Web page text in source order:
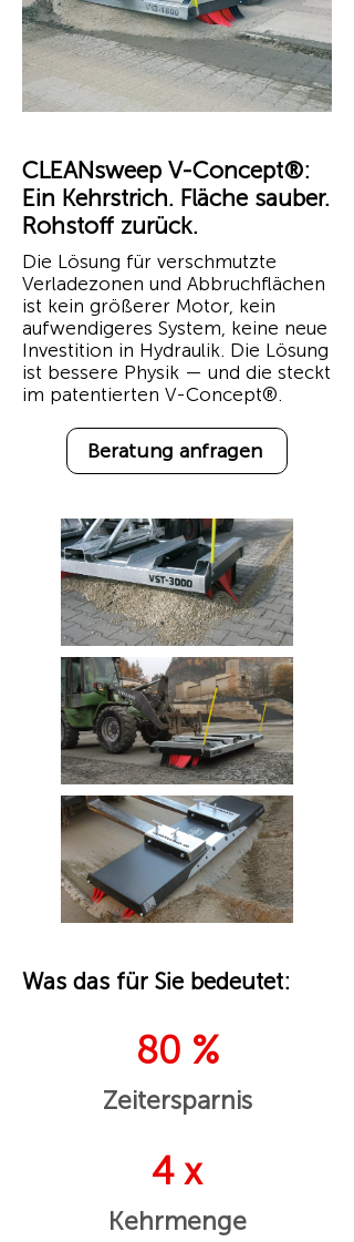
CLEANsweep V-Concept®:
Ein Kehrstrich. Fläche sauber.
Rohstoff zurück.
Die Lösung für verschmutzte
Verladezonen und Abbruchflächen
ist kein größerer Motor, kein
aufwendigeres System, keine neue
Investition in Hydraulik. Die Lösung
ist bessere Physik — und die steckt
im patentierten V-Concept®.
Beratung anfragen
Was das für Sie bedeutet:
80 %
Zeitersparnis
4 x
Kehrmenge